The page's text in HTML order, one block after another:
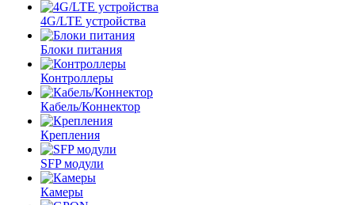
4G/LTE устройства
Блоки питания
Контроллеры
Кабель/Коннектор
Крепления
SFP модули
Камеры